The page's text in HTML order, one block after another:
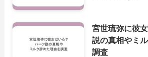
宮世琉弥に彼
説の真相やミ
調査